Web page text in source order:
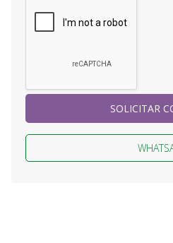
SOLICITAR